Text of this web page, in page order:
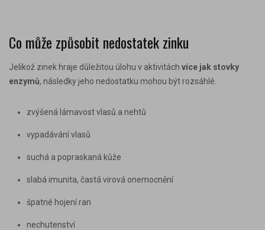
Co může způsobit nedostatek zinku
Jelikož zinek hraje důležitou úlohu v aktivitách více jak stovky
enzymů, následky jeho nedostatku mohou být rozsáhlé.
zvýšená lámavost vlasů a nehtů
vypadávání vlasů
suchá a popraskaná kůže
slabá imunita, častá virová onemocnění
špatné hojení ran
nechutenství